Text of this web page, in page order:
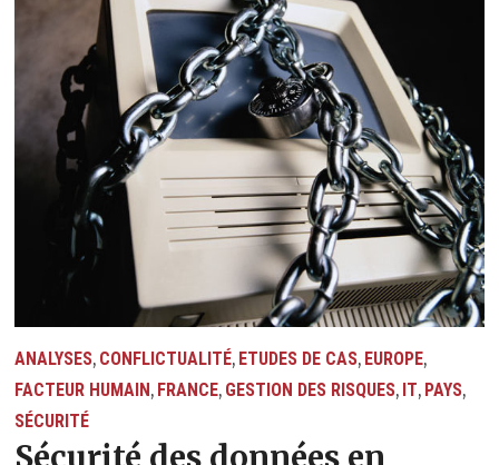
ANALYSES, CONFLICTUALITÉ, ETUDES DE CAS, EUROPE,
FACTEUR HUMAIN, FRANCE, GESTION DES RISQUES, IT, PAYS,
SÉCURITÉ
Sécurité des données en